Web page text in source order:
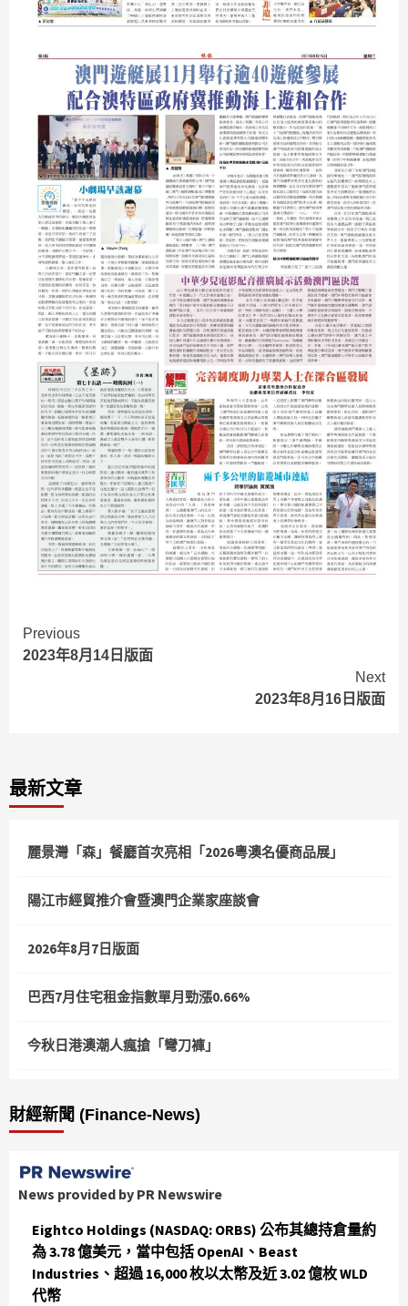
Continue
Reading
Previous
2023年8月14日版面
Next
2023年8月16日版面
最新文章
麗景灣「森」餐廳首次亮相「2026粵澳名優商品展」
陽江市經貿推介會暨澳門企業家座談會
2026年8月7日版面
巴西7月住宅租金指數單月勁漲0.66%
今秋日港澳潮人瘋搶「彎刀褲」
財經新聞 (Finance-News)
News provided by PR Newswire
Eightco Holdings (NASDAQ: ORBS) 公布其總持倉量約
為 3.78 億美元，當中包括 OpenAI、Beast
Industries、超過 16,000 枚以太幣及近 3.02 億枚 WLD
代幣